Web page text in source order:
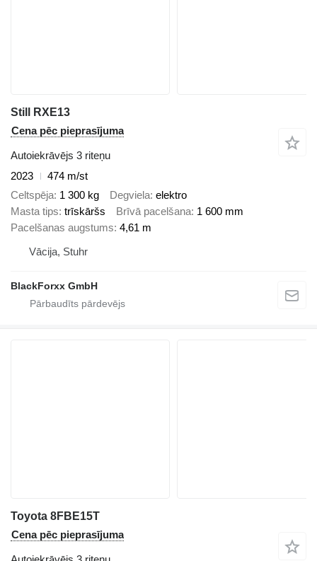
Still RXE13
Cena pēc pieprasījuma
Autoiekrāvējs 3 riteņu
2023
474 m/st
Celtspēja 1 300 kg Degviela elektro
Masta tips trīskāršs Brīvā pacelšana 1 600 mm
Pacelšanas augstums 4,61 m
Vācija, Stuhr
BlackForxx GmbH
Toyota 8FBE15T
Cena pēc pieprasījuma